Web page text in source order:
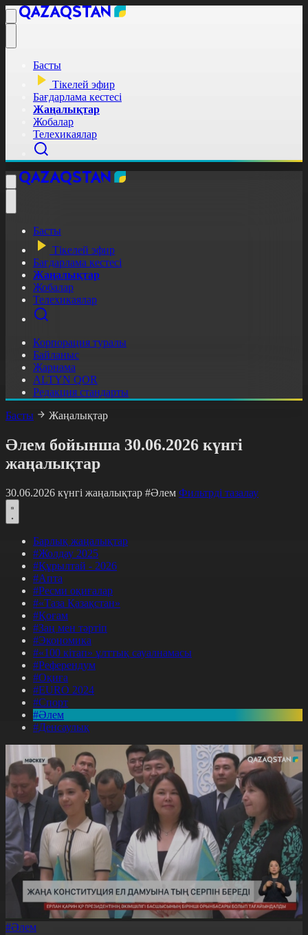
Басты
Тікелей эфир
Бағдарлама кестесі
Жаңалықтар
Жобалар
Телехикаялар
Басты
Тікелей эфир
Бағдарлама кестесі
Жаңалықтар
Жобалар
Телехикаялар
Корпорация туралы
Байланыс
Жарнама
ALTYN QOR
Редакция стандарты
Басты
Жаңалықтар
Әлем бойынша 30.06.2026 күнгі
жаңалықтар
30.06.2026 күнгі жаңалықтар #Әлем Фильтрді тазалау
Барлық жаңалықтар
#Жолдау 2025
#Құрылтай - 2026
#Апта
#Ресми оқиғалар
#«Таза Қазақстан»
#Қоғам
#Заң мен тәртіп
#Экономика
#«100 кітап» ұлттық сауалнамасы
#Референдум
#Оқиға
#EURO 2024
#Спорт
#Әлем
#Денсаулық
#Әлем